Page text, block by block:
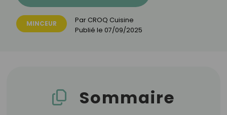
MINCEUR Par CROQ Cuisine
Publié le 07/09/2025
Sommaire